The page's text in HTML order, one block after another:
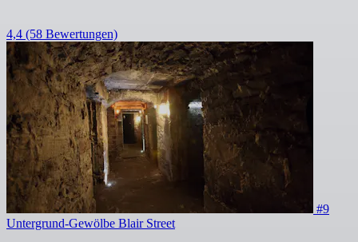
4,4 (58 Bewertungen)
#9
Untergrund-Gewölbe Blair Street